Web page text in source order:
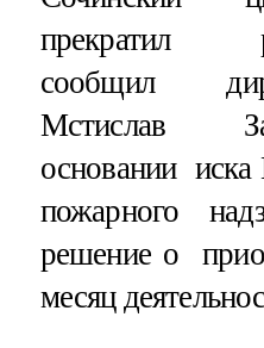
прекратил
сообщил
Мстислав
основании иска
пожарного
решение о
месяц